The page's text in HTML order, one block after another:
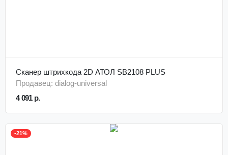
Сканер штрихкода 2D АТОЛ SB2108 PLUS
Продавец: dialog-universal
4 091 р.
-21%